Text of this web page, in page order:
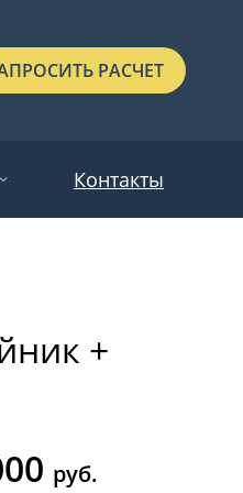
РАСЧЕТ
Контакты
+
руб.